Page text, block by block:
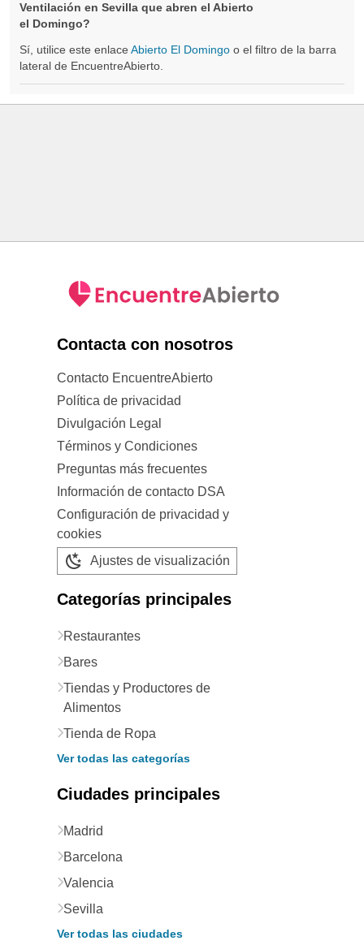
Ventilación en Sevilla que abren el Abierto
el Domingo?
Sí, utilice este enlace Abierto El Domingo o el filtro de la barra
lateral de EncuentreAbierto.
Contacta con nosotros
Contacto EncuentreAbierto
Política de privacidad
Divulgación Legal
Términos y Condiciones
Preguntas más frecuentes
Información de contacto DSA
Configuración de privacidad y
cookies
Ajustes de visualización
Categorías principales
Restaurantes
Bares
Tiendas y Productores de
Alimentos
Tienda de Ropa
Ver todas las categorías
Ciudades principales
Madrid
Barcelona
Valencia
Sevilla
Ver todas las ciudades